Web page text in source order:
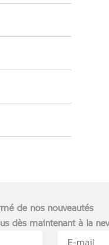
de nos nouveautés
dès maintenant à la